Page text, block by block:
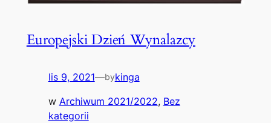
Europejski Dzień Wynalazcy
lis 9, 2021—bykinga
w Archiwum 2021/2022, Bez
kategorii